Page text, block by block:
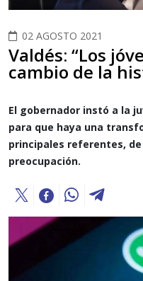
02 AGOSTO 2021
Valdés: “Los
cambio de la
El gobernador instó a la
para que haya una
principales referentes,
preocupación.